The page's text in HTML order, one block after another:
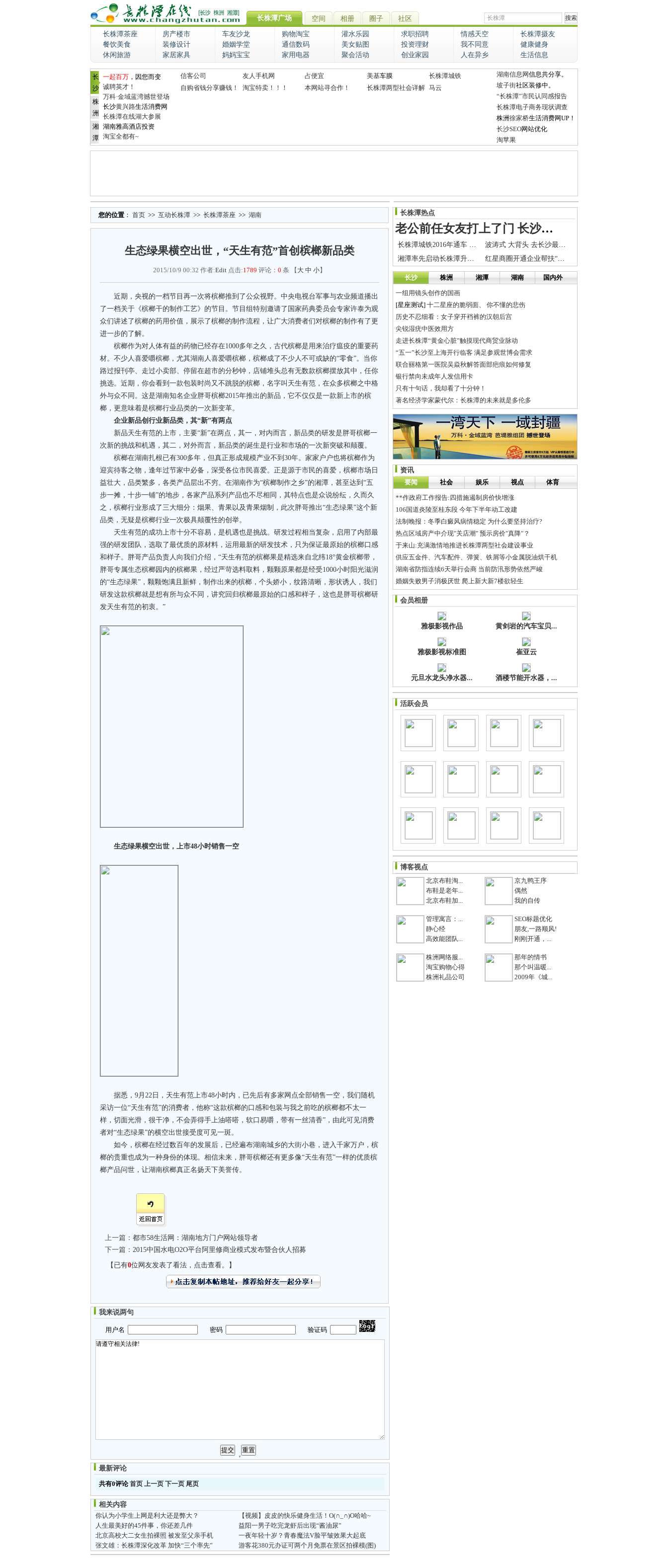
长株潭广场 空间 相册 圈子 社区
长株潭茶座 房产楼市 车友沙龙 购物淘宝 灌水乐园 求职招聘 情感天空
长株潭摄友
餐饮美食
装修设计 婚姻学堂 通信数码 美女贴图 投资理财 我不同意
健康健身
休闲旅游
家居家具 妈妈宝宝 家用电器 聚会活动 创业家园 人在异乡 生活信息
长
沙
株
洲
湘
潭
一起百万 ，因您而变
诚聘英才！
万科·金域蓝湾撼世登场
长沙黄兴路生活消费网
长株潭在线湖大参展
湖南雅高酒店投资
淘宝全都有~
信客公司 友人手机网 占便宜 美基车膜
长株潭城铁
自购省钱分享赚钱！
淘宝特卖！！！ 本网站寻合作！ 长株潭两型社会详解 马云
湖南信息网信息共分享。
坡子街社区装修中。
“长株潭”市民认同感报告
长株潭电子商务现状调查
株洲徐家桥生活消费网UP！
长沙SEO网站优化
淘苹果
您的位置 ： 首页 >> 互动长株潭 >> 长株潭茶座 >> 湖南
生态绿果横空出世，“天生有范”首创槟榔新品类
2015/10/9 00:32 作者:Edit 点击:1789 评论： 0 条 【 大 中 小】
近期，央视的一档节目再一次将槟榔推到了公众视野。中央电视台军事与农业频道播出
了一档关于《槟榔干的制作工艺》的节目。节目组特别邀请了国家药典委员会专家许泰为观
众们讲述了槟榔的药用价值，展示了槟榔的制作流程，让广大消费者们对槟榔的制作有了更
进一步的了解。
槟榔作为对人体有益的药物已经存在1000多年之久，古代槟榔是用来治疗瘟疫的重要药
材。不少人喜爱嚼槟榔，尤其湖南人喜爱嚼槟榔，槟榔成了不少人不可或缺的“零食”。当你
路过报刊亭、走过小卖部、停留在超市的分秒钟，店铺堆头总有无数款槟榔摆放其中，任你
挑选。近期，你会看到一款包装时尚又不跳脱的槟榔，名字叫天生有范，在众多槟榔之中格
外与众不同。这是湖南知名企业胖哥槟榔2015年推出的新品，它不仅仅是一款新上市的槟
榔，更意味着是槟榔行业品类的一次新变革。
企业新品创行业新品类，其“新”有两点
新品天生有范的上市，主要“新”在两点，其一，对内而言，新品类的研发是胖哥槟榔一
次新的挑战和机遇，其二，对外而言，新品类的诞生是行业和市场的一次新突破和颠覆。
槟榔在湖南扎根已有300多年，但真正形成规模产业不到30年。家家户户也将槟榔作为
迎宾待客之物，逢年过节家中必备，深受各位市民喜爱。正是源于市民的喜爱，槟榔市场日
益壮大，品类繁多，各类产品层出不穷。在湖南作为“槟榔制作之乡”的湘潭，甚至达到“五
步一摊，十步一铺”的地步，各家产品系列产品也不尽相同，其特点也是众说纷纭，久而久
之，槟榔行业形成了三大细分：烟果、青果以及青果烟制，此次胖哥推出“生态绿果”这个新
品类，无疑是槟榔行业一次极具颠覆性的创举。
天生有范的成功上市十分不容易，是机遇也是挑战。研发过程相当复杂，启用了内部最
强的研发团队，选取了最优质的原材料，运用最新的研发技术，只为保证最原始的槟榔口感
和样子。胖哥产品负责人向我们介绍，“天生有范的槟榔果是精选来自北纬18°黄金槟榔带，
胖哥专属生态槟榔园内的槟榔果，经过严苛选料取料，颗颗原果都是经受1000小时阳光滋润
的“生态绿果”，颗颗饱满且新鲜，制作出来的槟榔，个头娇小，纹路清晰，形状诱人，我们
研发这款槟榔就是想有所与众不同，讲究回归槟榔最原始的口感和样子，这也是胖哥槟榔研
发天生有范的初衷。”
生态绿果横空出世，上市48小时销售一空
据悉，9月22日，天生有范上市48小时内，已先后有多家网点全部销售一空，我们随机
采访一位“天生有范”的消费者，他称“这款槟榔的口感和包装与我之前吃的槟榔都不太一
样，切面光滑，很干净，不会弄得手上油嗒嗒，软口易嚼，带有一丝清香”，由此可见消费
者对“生态绿果”的横空出世接受度可见一斑。
如今，槟榔在经过数百年的发展后，已经遍布湖南城乡的大街小巷，进入千家万户，槟
榔的贵重也成为一种身份的体现。相信未来，胖哥槟榔还有更多像“天生有范”一样的优质槟
榔产品问世，让湖南槟榔真正名扬天下美誉传。
上一篇： 都市58生活网：湖南地方门户网站领导者
下一篇： 2015中国水电O2O平台阿里修商业模式发布暨合伙人招募
【已有0位网友发表了看法，点击查看。】
我来说两句
用户名 密码 验证码
最新评论
共有0评论首页 上一页 下一页 尾页
相关内容
你认为小学生上网是利大还是弊大？
【视频】皮皮的快乐健身生活！O(∩_∩)O哈哈~
人生最美好的45件事，你还差几件
益阳一男子吃完龙虾后出现“酱油尿”
北京高校大二女生拍裸照 被发至父亲手机
一夜年轻十岁？青春魔法V脸平皱效果大起底
张文雄：长株潭深化改革 加快“三个率先”
游客花380元办证可两个月免票在景区拍裸模(图)
长株潭热点
老公前任女友打上了门 长沙女子被骚扰恐吓2年不断
长株潭城铁2016年通车 长沙到株洲湘潭只要半小时
波涛式 大背头 去长沙最老理发店韵一次“上海滩”的味
湘潭率先启动长株潭升位并网预演
红星商圈开通企业帮扶“直通车” 有困难拨13975865252求助
长沙 株洲 湘潭 湖南 国内外
一组用镜头创作的国画
[星座测试] 十二星座的脆弱面、 你不懂的悲伤
历史不忍细看：女子穿开裆裤的汉朝后宫
尖锐湿疣中医效用方
走进长株潭“黄金心脏”触摸现代商贸业脉动
“五一”长沙至上海开行临客 满足参观世博会需求
联合丽格第一医院吴焱秋解答面部疤痕如何修复
银行禁向未成年人发信用卡
只有十句话，我却看了十分钟！
著名经济学家蒙代尔：长株潭的未来就是多伦多
资讯
要闻
社会 娱乐 视点 体育
**作政府工作报告:四措施遏制房价快增涨
106国道炎陵至桂东段 今年下半年动工改建
法制晚报：冬季白癜风病情稳定 为什么要坚持治疗?
热点区域房产中介现"关店潮" 预示房价"真降"？
于来山:充满激情地推进长株潭两型社会建设事业
供应五金件、汽车配件、弹簧、铁屑等小金属脱油烘干机
湖南省防指连续6天举行会商 当前防汛形势依然严峻
婚姻失败男子消极厌世 爬上新大新7楼欲轻生
济南减肥俱乐部-减肥达人
买箱桔子46个，30个是坏的 购买水果要保留小票
会员相册
雅极影视作品 黄剑岩的汽车宝贝...
雅极影视标准图 崔亚云
元旦水龙头净水器... 酒楼节能开水器，...
活跃会员
博客视点
北京布鞋淘...
布鞋是老年...
北京布鞋加...
京九鸭王序
偶然
我的自传
管理寓言：...
静心经
高效能团队...
SEO标题优化
朋友,一路顺风!
刚刚开通，...
株洲网络服...
淘宝购物心得
株洲礼品公司
那年的情书
那个叫温暖...
2009年《城...